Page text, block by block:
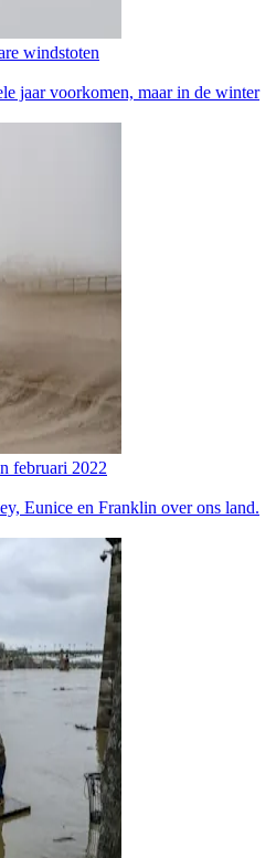
windstoten
jaar voorkomen, maar in de winter
februari 2022
Eunice en Franklin over ons land.